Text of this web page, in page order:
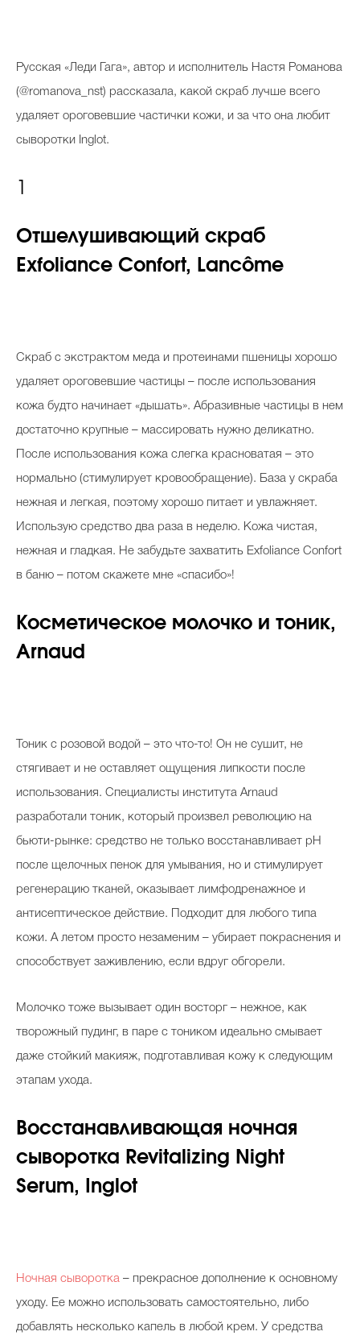
Русская «Леди Гага», автор и исполнитель Настя Романова
(@romanova_nst) рассказала, какой скраб лучше всего
удаляет ороговевшие частички кожи, и за что она любит
сыворотки Inglot.
Отшелушивающий скраб
Exfoliance Confort, Lancôme
Скраб с экстрактом меда и протеинами пшеницы хорошо
удаляет ороговевшие частицы – после использования
кожа будто начинает «дышать». Абразивные частицы в нем
достаточно крупные – массировать нужно деликатно.
После использования кожа слегка красноватая – это
нормально (стимулирует кровообращение). База у скраба
нежная и легкая, поэтому хорошо питает и увлажняет.
Использую средство два раза в неделю. Кожа чистая,
нежная и гладкая. Не забудьте захватить Exfoliance Confort
в баню – потом скажете мне «спасибо»!
Косметическое молочко и тоник,
Arnaud
Тоник с розовой водой – это что-то! Он не сушит, не
стягивает и не оставляет ощущения липкости после
использования. Специалисты института Arnaud
разработали тоник, который произвел революцию на
бьюти-рынке: средство не только восстанавливает pH
после щелочных пенок для умывания, но и стимулирует
регенерацию тканей, оказывает лимфодренажное и
антисептическое действие. Подходит для любого типа
кожи. А летом просто незаменим – убирает покраснения и
способствует заживлению, если вдруг обгорели.
Молочко тоже вызывает один восторг – нежное, как
творожный пудинг, в паре с тоником идеально смывает
даже стойкий макияж, подготавливая кожу к следующим
этапам ухода.
Восстанавливающая ночная
сыворотка Revitalizing Night
Serum, Inglot
Ночная сыворотка – прекрасное дополнение к основному
уходу. Ее можно использовать самостоятельно, либо
добавлять несколько капель в любой крем. У средства